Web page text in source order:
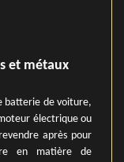
et métaux
batterie de voiture,
électrique ou
après pour
en matière de